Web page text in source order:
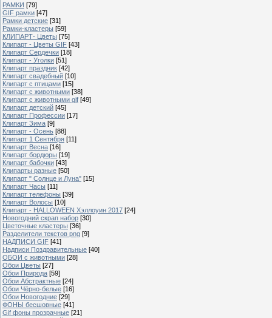
РАМКИ [79]
GIF рамки [47]
Рамки детские [31]
Рамки-кластеры [59]
КЛИПАРТ- Цветы [75]
Клипарт - Цветы GIF [43]
Клипарт Сердечки [18]
Клипарт - Уголки [51]
Клипарт праздник [42]
Клипарт свадебный [10]
Клипарт с птицами [15]
Клипарт с животными [38]
Клипарт с животными gif [49]
Клипарт детский [45]
Клипарт Профессии [17]
Клипарт Зима [9]
Клипарт - Осень [88]
Клипарт 1 Сентября [11]
Клипарт Весна [16]
Клипарт бордюры [19]
Клипарт бабочки [43]
Клипарты разные [50]
Клипарт " Солнце и Луна" [15]
Клипарт Часы [11]
Клипарт телефоны [39]
Клипарт Волосы [10]
Клипарт - HALLOWEEN Хэллоуин 2017 [24]
Новогодний скрап набор [30]
Цветочные кластеры [36]
Разделители текстов png [9]
НАДПИСИ GIF [41]
Надписи Поздравительные [40]
ОБОИ с животными [28]
Обои Цветы [27]
Обои Природа [59]
Обои Абстрактные [24]
Обои Чёрно-белые [16]
Обои Новогодние [29]
ФОНЫ бесшовные [41]
Gif фоны прозрачные [21]